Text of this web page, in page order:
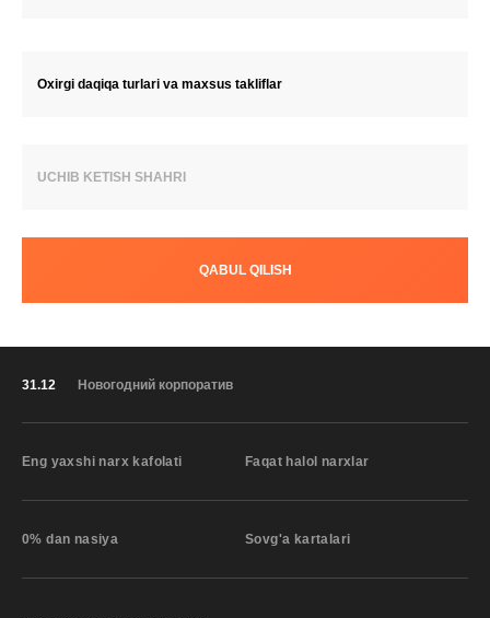
Oxirgi daqiqa turlari va maxsus takliflar
UCHIB KETISH SHAHRI
QABUL QILISH
31.12 Новогодний корпоратив
Eng yaxshi narx kafolati Faqat halol narxlar
0% dan nasiya Sovg'a kartalari